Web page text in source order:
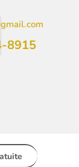
8915